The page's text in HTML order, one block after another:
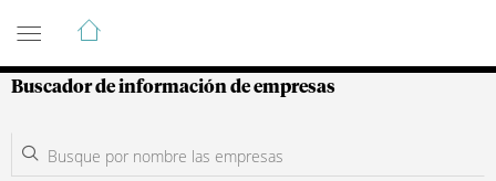
Guía de Empresas Colombianas
Buscador de información de empresas